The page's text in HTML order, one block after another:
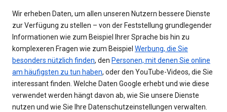
Wir erheben Daten, um allen unseren Nutzern bessere Dienste
zur Verfügung zu stellen – von der Feststellung grundlegender
Informationen wie zum Beispiel Ihrer Sprache bis hin zu
komplexeren Fragen wie zum Beispiel Werbung, die Sie
besonders nützlich finden, den Personen, mit denen Sie online
am häufigsten zu tun haben, oder den YouTube-Videos, die Sie
interessant finden. Welche Daten Google erhebt und wie diese
verwendet werden hängt davon ab, wie Sie unsere Dienste
nutzen und wie Sie Ihre Datenschutzeinstellungen verwalten.